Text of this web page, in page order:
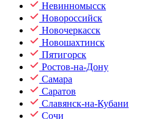
Невинномысск
Новороссийск
Новочеркасск
Новошахтинск
Пятигорск
Ростов-на-Дону
Самара
Саратов
Славянск-на-Кубани
Сочи